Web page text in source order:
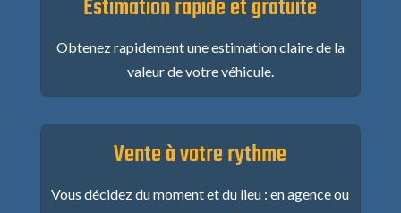
Estimation rapide et gratuite
Obtenez rapidement une estimation claire de la
valeur de votre véhicule.
Vente à votre rythme
Vous décidez du moment et du lieu : en agence ou